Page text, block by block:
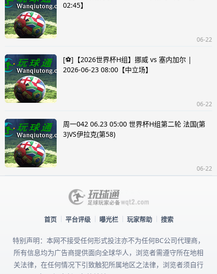
02:45】
06-22
[⚽]【2026世界杯H组】挪威 vs 塞内加尔 |
2026-06-23 08:00【中立场】
06-22
周一042 06.23 05:00 世界杯H组第二轮 法国(第
3)VS伊拉克(第58)
06-22
首页 平台评级 曝光栏 玩家帮助 搜索
特别声明：本网不接受任何形式投注亦不为任何BC公司代理商，
所有信息均为广告商提供面向全球华人，浏览者需遵守所在地相
关法律，在任何情况下引致触犯所属地区之法律，浏览者须自行